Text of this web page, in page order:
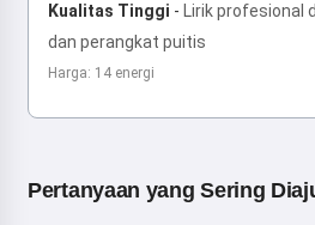
Kualitas Tinggi - Lirik profesional
dan perangkat puitis
Harga: 14 energi
Pertanyaan yang Sering